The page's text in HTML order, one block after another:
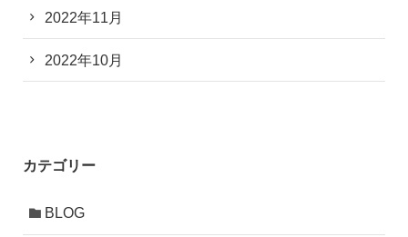
2022年11月
2022年10月
カテゴリー
BLOG